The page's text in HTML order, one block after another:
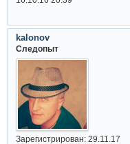
kalonov
Следопыт
Зарегистрирован: 29.11.17